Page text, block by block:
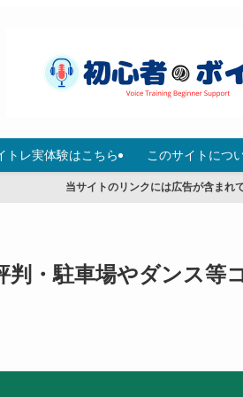
トレ実体験はこちら このサイトにつ
当サイトのリンクには広告が含まれ
・駐車場やダンス等